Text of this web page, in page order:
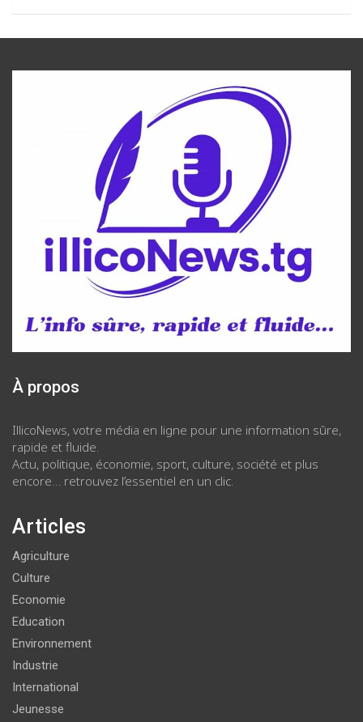
À propos
IllicoNews, votre média en ligne pour une information sûre,
rapide et fluide.
Actu, politique, économie, sport, culture, société et plus
encore… retrouvez l’essentiel en un clic.
Articles
Agriculture
Culture
Economie
Education
Environnement
Industrie
International
Jeunesse